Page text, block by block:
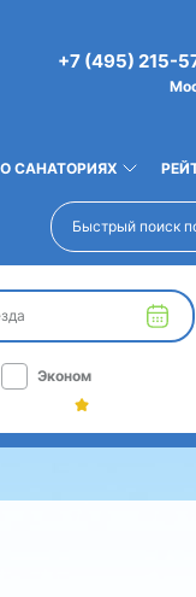
+7 (495) 215-
САНАТОРИЯХ
Эконом